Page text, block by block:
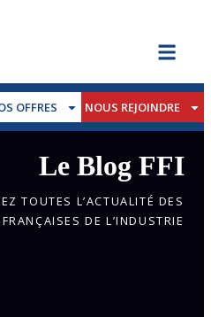
OFFRES NOUS REJOINDRE
Le Blog FFI
TOUTES L’ACTUALITÉ DES
DE L’INDUSTRIE